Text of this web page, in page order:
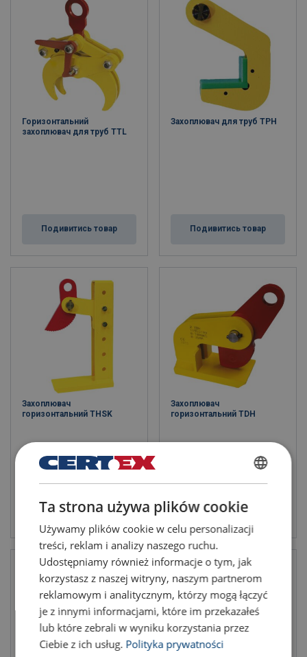
Горизонтальний
захоплювач для труб TTL
Подивитись товар
Захоплювач для труб ТРН
Подивитись товар
Захоплювач
горизонтальний THSK
Подивитись товар
Захоплювач
горизонтальний TDH
Подивитись товар
POLISH
ENGLISH TRANSLATION
Ta strona używa plików cookie
Używamy plików cookie w celu personalizacji
treści, reklam i analizy naszego ruchu.
Udostępniamy również informacje o tym, jak
korzystasz z naszej witryny, naszym partnerom
reklamowym i analitycznym, którzy mogą łączyć
je z innymi informacjami, które im przekazałeś
lub które zebrali w wyniku korzystania przez
Ciebie z ich usług. Polityka prywatności